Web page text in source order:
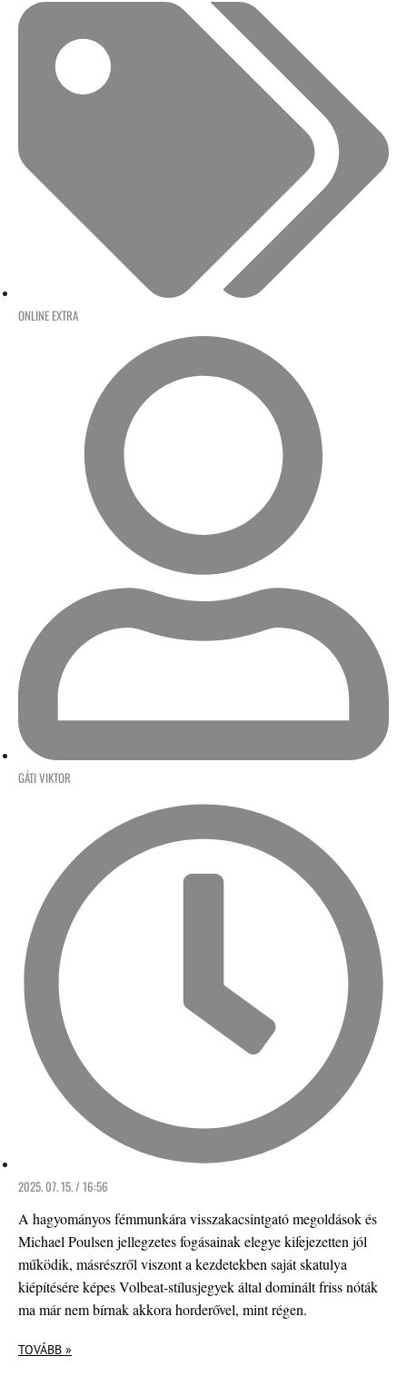
ONLINE EXTRA
GÁTI VIKTOR
2025. 07. 15. / 16:56
A hagyományos fémmunkára visszakacsintgató megoldások és
Michael Poulsen jellegzetes fogásainak elegye kifejezetten jól
működik, másrészről viszont a kezdetekben saját skatulya
kiépítésére képes Volbeat-stílusjegyek által dominált friss nóták
ma már nem bírnak akkora horderővel, mint régen.
TOVÁBB »